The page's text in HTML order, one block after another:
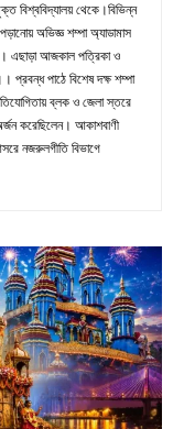
বিশ্ববিদ্যালয় থেকে।বিভিন্ন
অভিজ্ঞ শম্পা অ্যাডামাস
এছাড়া আজকাল পত্রিকা ও
পাঠে বিশেষ দক্ষ শম্পা
ব্লক ও জেলা স্তরে
করেছিলেন। আকাশবাণী
নজরুলগীতি বিভাগে